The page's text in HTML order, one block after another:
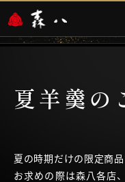
夏羊羹の
夏の時期だけの限定商品
お求めの際は森八各店